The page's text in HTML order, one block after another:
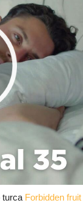
turca Forbidden fruit